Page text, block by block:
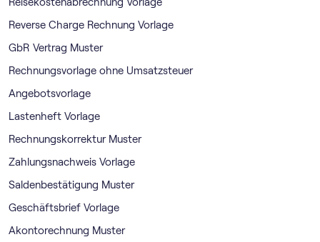
Reisekostenabrechnung Vorlage
Reverse Charge Rechnung Vorlage
GbR Vertrag Muster
Rechnungsvorlage ohne Umsatzsteuer
Angebotsvorlage
Lastenheft Vorlage
Rechnungskorrektur Muster
Zahlungsnachweis Vorlage
Saldenbestätigung Muster
Geschäftsbrief Vorlage
Akontorechnung Muster